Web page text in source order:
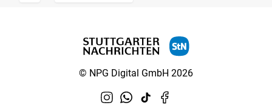
© NPG Digital GmbH 2026